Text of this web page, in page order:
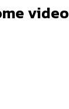
video